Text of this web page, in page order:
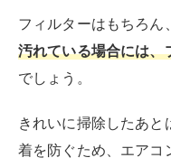
フィルターはもちろん
汚れている場合には、
でしょう。
きれいに掃除したあ
着を防ぐため、エアコ